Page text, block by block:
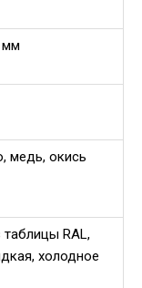
мм
медь, окись
RAL,
холодное